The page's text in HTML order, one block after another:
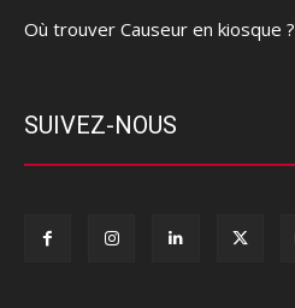
Où trouver Causeur en kiosque ?
SUIVEZ-NOUS